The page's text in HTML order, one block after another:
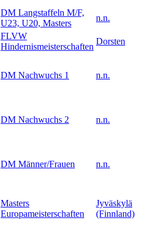
DM Langstaffeln M/F,
U23, U20, Masters
n.n.
FLVW
Hindernismeisterschaften
Dorsten
DM Nachwuchs 1 n.n.
DM Nachwuchs 2 n.n.
DM Männer/Frauen n.n.
Masters
Europameisterschaften
Jyväskylä
(Finnland)